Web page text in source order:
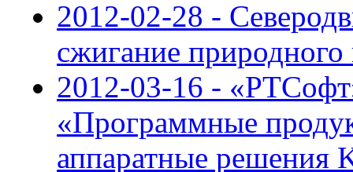
2012-02-28 -
сжигание природного
2012-03-16 -
«Программные
аппаратные решения